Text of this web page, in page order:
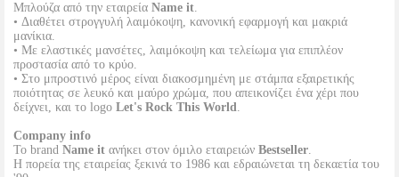
Μπλούζα από την εταιρεία Name it.
• Διαθέτει στρογγυλή λαιμόκοψη, κανονική εφαρμογή και μακριά
μανίκια.
• Με ελαστικές μανσέτες, λαιμόκοψη και τελείωμα για επιπλέον
προστασία από το κρύο.
• Στο μπροστινό μέρος είναι διακοσμημένη με στάμπα εξαιρετικής
ποιότητας σε λευκό και μαύρο χρώμα, που απεικονίζει ένα χέρι που
δείχνει, και το logo Let's Rock This World.
Company info
Το brand Name it ανήκει στον όμιλο εταιρειών Bestseller.
Η πορεία της εταιρείας ξεκινά το 1986 και εδραιώνεται τη δεκαετία του